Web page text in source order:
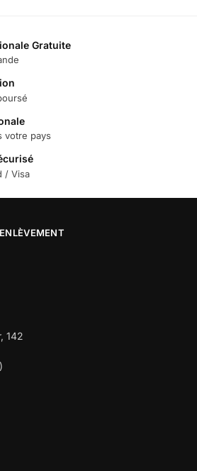
Gratuite
votre pays
/ Visa
142